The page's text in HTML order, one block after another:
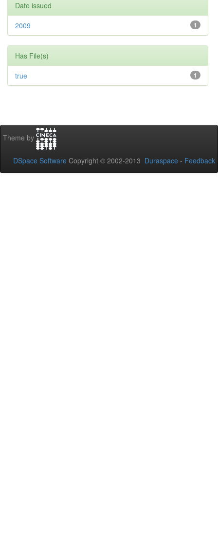
Date issued
1
2009
Has File(s)
1
true
Theme by
DSpace Software Copyright © 2002-2013 Duraspace - Feedback